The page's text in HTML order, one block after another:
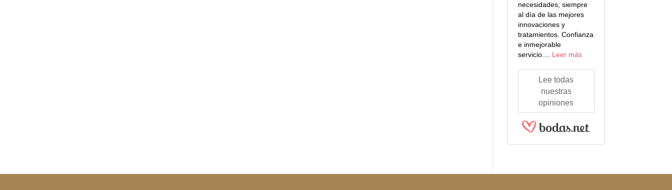
necesidades; siempre
al día de las mejores
innovaciones y
tratamientos. Confianza
e inmejorable
servicio.... Leer más
Lee todas
nuestras
opiniones